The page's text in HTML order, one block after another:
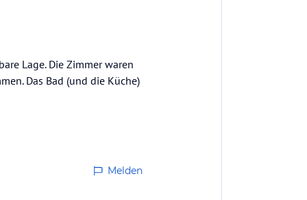
Lage. Die Zimmer waren
Das Bad (und die Küche)
Melden